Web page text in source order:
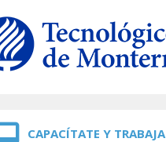
CAPACÍTATE Y TRABAJA